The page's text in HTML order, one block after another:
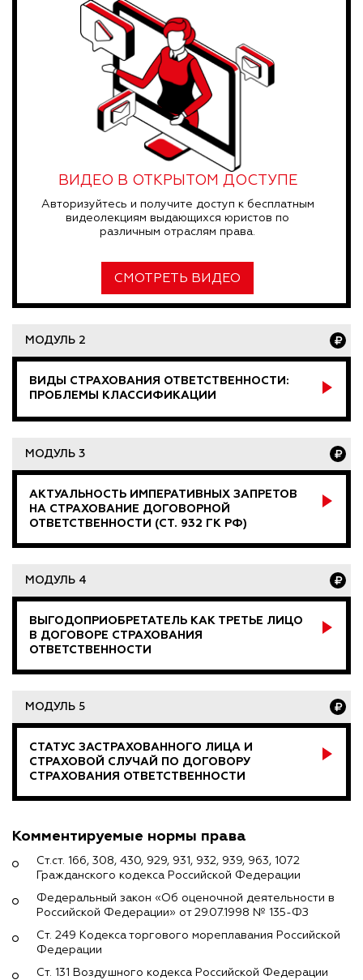
ВИДЕО В ОТКРЫТОМ ДОСТУПЕ
Авторизуйтесь и получите доступ к бесплатным
видеолекциям выдающихся юристов по
различным отраслям права.
СМОТРЕТЬ ВИДЕО
МОДУЛЬ 2
ВИДЫ СТРАХОВАНИЯ ОТВЕТСТВЕННОСТИ:
ПРОБЛЕМЫ КЛАССИФИКАЦИИ
МОДУЛЬ 3
АКТУАЛЬНОСТЬ ИМПЕРАТИВНЫХ ЗАПРЕТОВ
НА СТРАХОВАНИЕ ДОГОВОРНОЙ
ОТВЕТСТВЕННОСТИ (СТ. 932 ГК РФ)
МОДУЛЬ 4
ВЫГОДОПРИОБРЕТАТЕЛЬ КАК ТРЕТЬЕ ЛИЦО
В ДОГОВОРЕ СТРАХОВАНИЯ
ОТВЕТСТВЕННОСТИ
МОДУЛЬ 5
СТАТУС ЗАСТРАХОВАННОГО ЛИЦА И
СТРАХОВОЙ СЛУЧАЙ ПО ДОГОВОРУ
СТРАХОВАНИЯ ОТВЕТСТВЕННОСТИ
Комментируемые нормы права
Ст.ст. 166, 308, 430, 929, 931, 932, 939, 963, 1072
Гражданского кодекса Российской Федерации
Федеральный закон «Об оценочной деятельности в
Российской Федерации» от 29.07.1998 № 135-ФЗ
Ст. 249 Кодекса торгового мореплавания Российской
Федерации
Ст. 131 Воздушного кодекса Российской Федерации